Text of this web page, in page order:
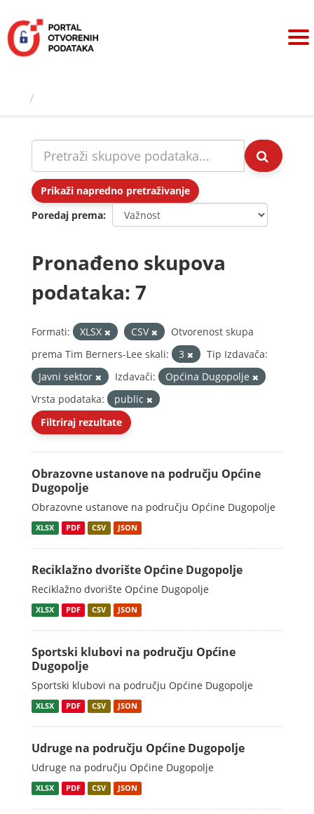
sadržaj
Prikaži napredno pretraživanje
Poredaj prema
Pronađeno skupova
podataka: 7
Formati: XLSX CSV
Otvorenost skupa
prema Tim Berners-Lee skali:
3
Tip Izdavača:
Javni sektor
Izdavači:
Općina Dugopolje
Vrsta podataka:
public
Filtriraj rezultate
Obrazovne ustanove na području Općine
Dugopolje
Obrazovne ustanove na području Općine Dugopolje
XLSX PDF CSV JSON
Reciklažno dvorište Općine Dugopolje
Reciklažno dvorište Općine Dugopolje
XLSX PDF CSV JSON
Sportski klubovi na području Općine
Dugopolje
Sportski klubovi na području Općine Dugopolje
XLSX PDF CSV JSON
Udruge na području Općine Dugopolje
Udruge na području Općine Dugopolje
XLSX PDF CSV JSON